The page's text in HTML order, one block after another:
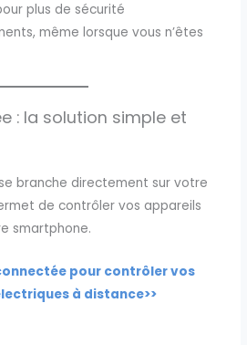
plus de sécurité
même lorsque vous n’êtes
: la solution simple et
se branche directement sur votre
de contrôler vos appareils
smartphone.
pour contrôler vos
à distance>>